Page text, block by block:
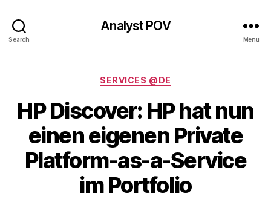
Search
Analyst POV
Menu
Categories
SERVICES @DE
HP Discover: HP hat nun
einen eigenen Private
Platform-as-a-Service
im Portfolio